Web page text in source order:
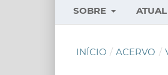
SOBRE ATUAL
INÍCIO / ACERVO /